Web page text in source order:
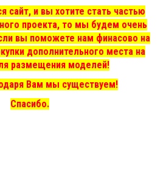
сайт, и вы хотите стать частью
проекта, то мы будем очень
вы поможете нам финасово на
дополнительного места на
размещения моделей!
Вам мы существуем!
Спасибо.